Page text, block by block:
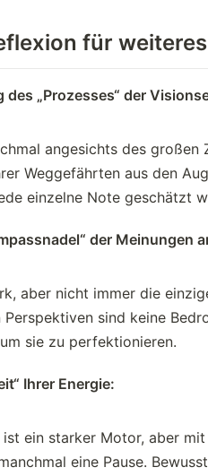
für
„Prozesses“ der
angesichts des
Weggefährten aus den
einzelne Note geschätzt
der Meinungen
aber nicht immer die
Perspektiven sind keine
sie zu perfektionieren.
Ihrer Energie:
ein starker Motor, aber
eine Pause.